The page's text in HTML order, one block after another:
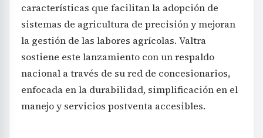
características que facilitan la adopción de
sistemas de agricultura de precisión y mejoran
la gestión de las labores agrícolas. Valtra
sostiene este lanzamiento con un respaldo
nacional a través de su red de concesionarios,
enfocada en la durabilidad, simplificación en el
manejo y servicios postventa accesibles.